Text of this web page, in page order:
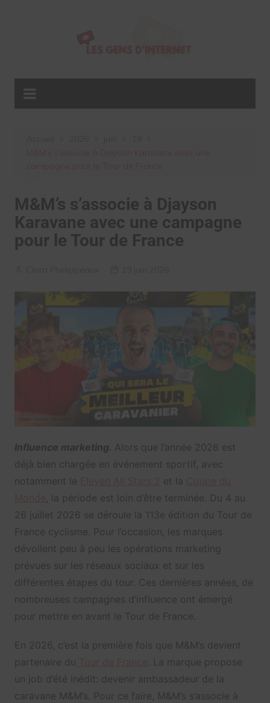
M&M’s s’associe à Djayson
Karavane avec une campagne
pour le Tour de France
Influence marketing. Alors que l’année 2026 est
déjà bien chargée en événement sportif, avec
notamment le
et la
, la période est loin d’être terminée. Du 4 au
26 juillet 2026 se déroule la 113e édition du Tour de
France cyclisme. Pour l’occasion, les marques
dévoilent peu à peu les opérations marketing
prévues sur les réseaux sociaux et sur les
différentes étapes du tour. Ces dernières années, de
nombreuses campagnes d’influence ont émergé
pour mettre en avant le Tour de France.
En 2026, c’est la première fois que M&M’s devient
partenaire du
. La marque propose
un job d’été inédit: devenir ambassadeur de la
caravane M&M’s. Pour ce faire, M&M’s s’associe à